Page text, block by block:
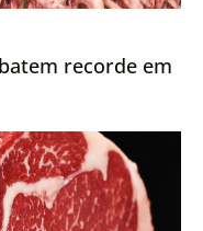
recorde em